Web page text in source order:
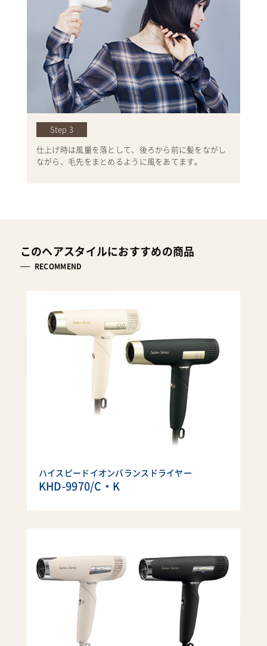
Step 3
仕上げ時は風量を落として、後ろから前に髪をながし
ながら、毛先をまとめるように風をあてます。
このヘアスタイルにおすすめの商品
RECOMMEND
ハイスピードイオンバランスドライヤー
KHD-9970/C・K